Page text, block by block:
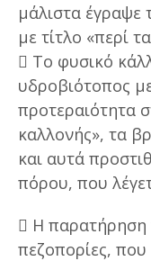
μάλιστα έγραψε
με τίτλο «περί
 Το φυσικό
υδροβιότοπος
προτεραιότητα
καλλονής», τα
και αυτά
πόρου, που
 Η παρατήρηση
πεζοπορίες, που